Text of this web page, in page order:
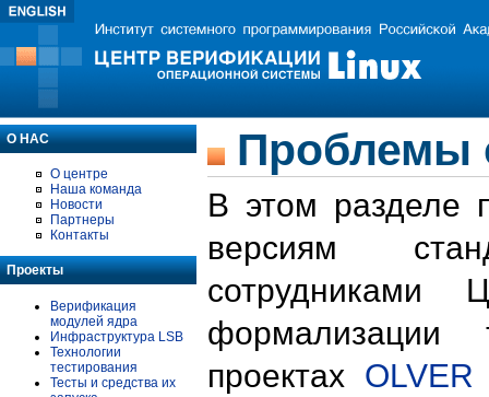
О НАС
О центре
Наша команда
Новости
Партнеры
Контакты
Проекты
Верификация
модулей ядра
Инфраструктура LSB
Технологии
тестирования
Тесты и средства их
Проблемы
В этом разделе
версиям
формализации
проектах OLVER